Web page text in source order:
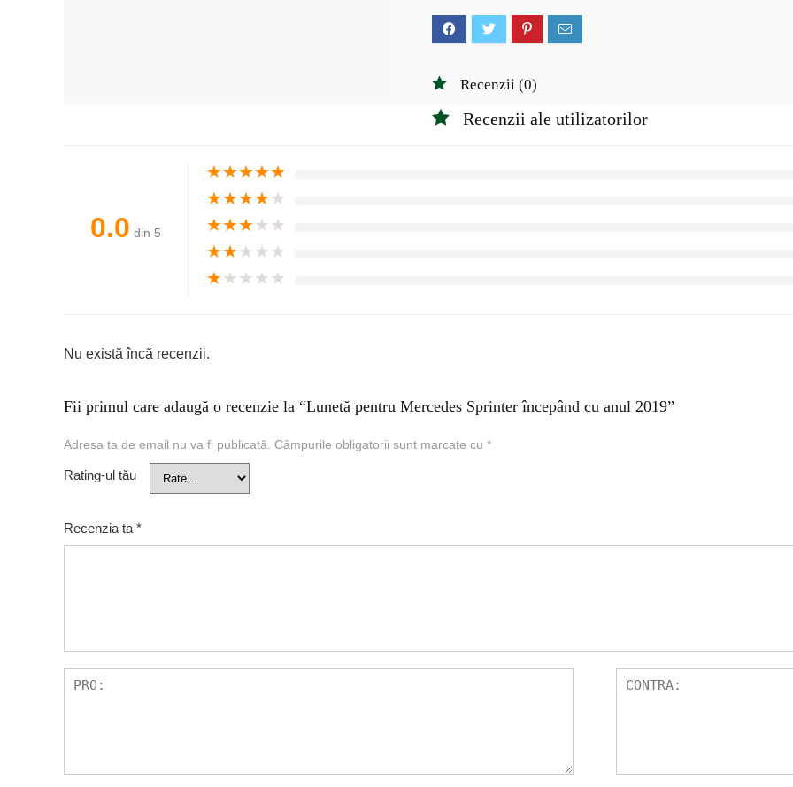
Recenzii (0)
Recenzii ale utilizatorilor
0.0 din 5
★★★★★
★★★★★
★★★★★
★★★★★
★★★★★
Nu există încă recenzii.
Fii primul care adaugă o recenzie la “Lunetă pentru Mercedes Sprinter începând cu anul 2019”
Adresa ta de email nu va fi publicată. Câmpurile obligatorii sunt marcate cu *
Rating-ul tău
Recenzia ta *